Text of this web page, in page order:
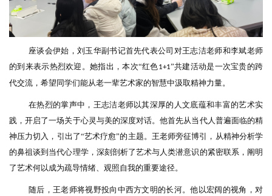
座谈会伊始，刘玉华副书记首先代表公司对王志洁老师和李斌老师
的到来表示热烈欢迎。她指出，本次“红色1+1”共建活动是一次宝贵的跨
代交流，希望同学们能从老一辈艺术家的智慧中汲取精神力量。
在热烈的掌声中，王志洁老师以其深厚的人文底蕴和丰富的艺术实
践，开启了一场关于心灵与美的深度对话。他首先从当代人普遍面临的精
神压力切入，引出了“艺术疗愈”的 主题 。王老师旁征博引，从精神分析学
的鼻祖谈到当代心理学，深刻剖析了艺术与人类潜意识的紧密联系，阐明
了艺术何以成为疏导情绪、观照自我的重要途径。
随后，王老师将视野投向中西方文明的长河。他以宏阔的视角，对